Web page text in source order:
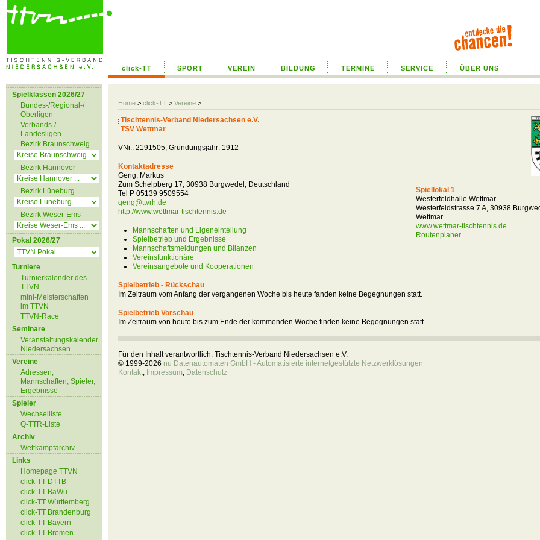
click-TT SPORT VEREIN BILDUNG TERMINE SERVICE ÜBER UNS
Home > click-TT > Vereine >
Spielklassen 2026/27
Bundes-/Regional-/
Oberligen
Verbands-/
Landesligen
Bezirk Braunschweig
Bezirk Hannover
Bezirk Lüneburg
Bezirk Weser-Ems
Pokal 2026/27
Turniere
Turnierkalender des
TTVN
mini-Meisterschaften
im TTVN
TTVN-Race
Seminare
Veranstaltungskalender
Niedersachsen
Vereine
Adressen,
Mannschaften, Spieler,
Ergebnisse
Spieler
Wechselliste
Q-TTR-Liste
Archiv
Wettkampfarchiv
Links
Homepage TTVN
click-TT DTTB
click-TT BaWü
click-TT Württemberg
click-TT Brandenburg
click-TT Bayern
click-TT Bremen
Tischtennis-Verband Niedersachsen e.V.
TSV Wettmar
VNr.: 2191505, Gründungsjahr: 1912
Kontaktadresse
Geng, Markus
Zum Schelpberg 17, 30938 Burgwedel, Deutschland
Tel P 05139 9509554
geng@ttvrh.de
http://www.wettmar-tischtennis.de
Mannschaften und Ligeneinteilung
Spielbetrieb und Ergebnisse
Mannschaftsmeldungen und Bilanzen
Vereinsfunktionäre
Vereinsangebote und Kooperationen
Spiellokal 1
Westerfeldhalle Wettmar
Westerfeldstrasse 7 A, 30938
Wettmar
www.wettmar-tischtennis.de
Routenplaner
Spielbetrieb - Rückschau
Im Zeitraum vom Anfang der vergangenen Woche bis heute fanden keine Begegnungen statt.
Spielbetrieb Vorschau
Im Zeitraum von heute bis zum Ende der kommenden Woche finden keine Begegnungen statt.
Für den Inhalt verantwortlich: Tischtennis-Verband Niedersachsen e.V.
© 1999-2026 nu Datenautomaten GmbH - Automatisierte internetgestützte Netzwerklösungen
Kontakt, Impressum, Datenschutz